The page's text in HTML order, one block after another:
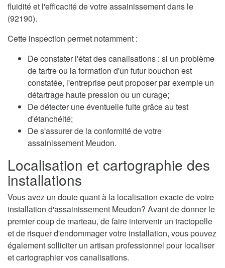
fluidité et l'efficacité de votre assainissement dans le
(92190).
Cette inspection permet notamment :
De constater l'état des canalisations : si un problème
de tartre ou la formation d'un futur bouchon est
constatée, l'entreprise peut proposer par exemple un
détartrage haute pression ou un curage;
De détecter une éventuelle fuite grâce au test
d'étanchéité;
De s'assurer de la conformité de votre
assainissement Meudon.
Localisation et cartographie des
installations
Vous avez un doute quant à la localisation exacte de votre
installation d'assainissement Meudon? Avant de donner le
premier coup de marteau, de faire intervenir un tractopelle
et de risquer d'endommager votre installation, vous pouvez
également solliciter un artisan professionnel pour localiser
et cartographier vos canalisations.